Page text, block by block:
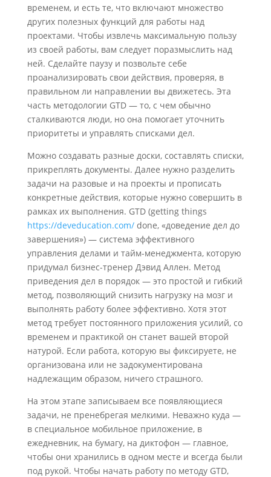
временем, и есть те, что включают множество
других полезных функций для работы над
проектами. Чтобы извлечь максимальную пользу
из своей работы, вам следует поразмыслить над
ней. Сделайте паузу и позвольте себе
проанализировать свои действия, проверяя, в
правильном ли направлении вы движетесь. Эта
часть методологии GTD — то, с чем обычно
сталкиваются люди, но она помогает уточнить
приоритеты и управлять списками дел.
Можно создавать разные доски, составлять списки,
прикреплять документы. Далее нужно разделить
задачи на разовые и на проекты и прописать
конкретные действия, которые нужно совершить в
рамках их выполнения. GTD (getting things
https://deveducation.com/done, «доведение дел до
завершения») — система эффективного
управления делами и тайм-менеджмента, которую
придумал бизнес-тренер Дэвид Аллен. Метод
приведения дел в порядок — это простой и гибкий
метод, позволяющий снизить нагрузку на мозг и
выполнять работу более эффективно. Хотя этот
метод требует постоянного приложения усилий, со
временем и практикой он станет вашей второй
натурой. Если работа, которую вы фиксируете, не
организована или не задокументирована
надлежащим образом, ничего страшного.
На этом этапе записываем все появляющиеся
задачи, не пренебрегая мелкими. Неважно куда —
в специальное мобильное приложение, в
ежедневник, на бумагу, на диктофон — главное,
чтобы они хранились в одном месте и всегда были
под рукой. Чтобы начать работу по методу GTD,